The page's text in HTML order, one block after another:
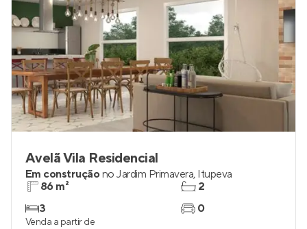
Avelã Vila Residencial
Em construçãono Jardim Primavera, Itupeva
86 m²
3
2
0
Venda a partir de